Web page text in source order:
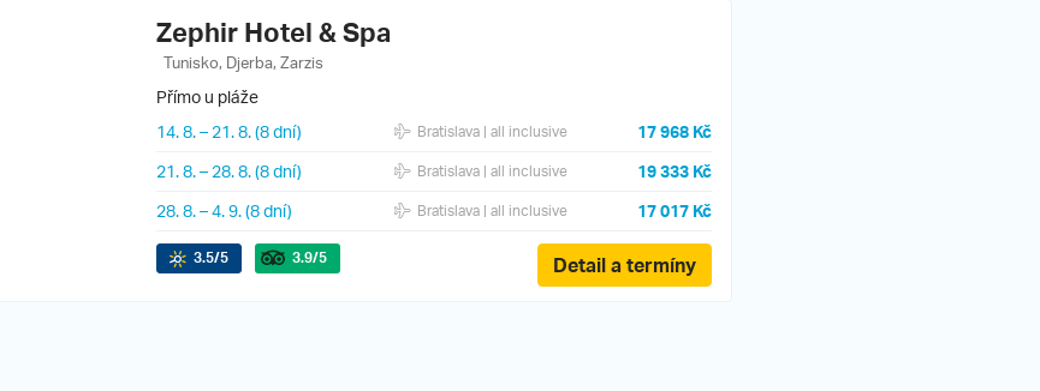
Zephir Hotel & Spa
Tunisko, Djerba, Zarzis
Přímo u pláže
14. 8.– 21. 8.(8 dní) Bratislava| all inclusive
17 968 Kč
21. 8.– 28. 8.(8 dní) Bratislava| all inclusive
19 333 Kč
28. 8.–4. 9.(8 dní) Bratislava| all inclusive 17 017 Kč
3.5/5 3.9/5 Detail a termíny